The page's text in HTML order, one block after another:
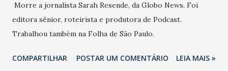
Morre a jornalista Sarah Resende, da Globo News. Foi
editora sênior, roteirista e produtora de Podcast.
Trabalhou também na Folha de São Paulo.
COMPARTILHAR POSTAR UM COMENTÁRIO LEIA MAIS »